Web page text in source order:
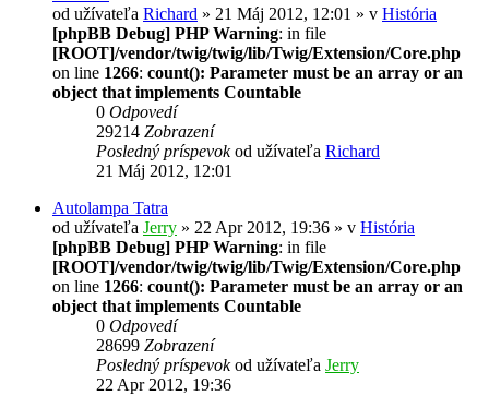
od užívateľa Richard » 21 Máj 2012, 12:01 » v História
[phpBB Debug] PHP Warning: in file
[ROOT]/vendor/twig/twig/lib/Twig/Extension/Core.php
on line 1266: count(): Parameter must be an array or an
object that implements Countable
0 Odpovedí
29214 Zobrazení
Posledný príspevokod užívateľa Richard
21 Máj 2012, 12:01
Autolampa Tatra
od užívateľa Jerry » 22 Apr 2012, 19:36 » v História
[phpBB Debug] PHP Warning: in file
[ROOT]/vendor/twig/twig/lib/Twig/Extension/Core.php
on line 1266: count(): Parameter must be an array or an
object that implements Countable
0 Odpovedí
28699 Zobrazení
Posledný príspevokod užívateľa Jerry
22 Apr 2012, 19:36